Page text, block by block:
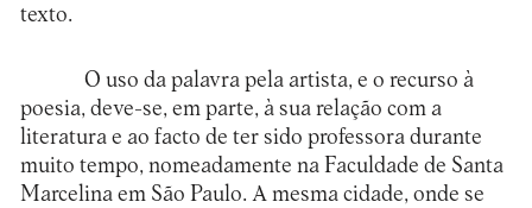
texto.
O uso da palavra pela artista, e o recurso à
poesia, deve-se, em parte, à sua relação com a
literatura e ao facto de ter sido professora durante
muito tempo, nomeadamente na Faculdade de Santa
Marcelina em São Paulo. A mesma cidade, onde se